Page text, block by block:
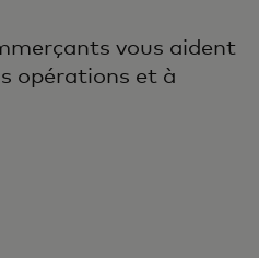
vous aident
opérations et à